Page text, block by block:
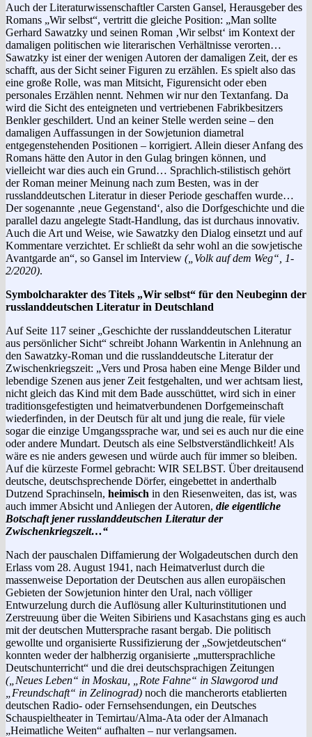
Auch der Literaturwissenschaftler Carsten Gansel, Herausgeber des
Romans „Wir selbst“, vertritt die gleiche Position: „Man sollte
Gerhard Sawatzky und seinen Roman ‚Wir selbst‘ im Kontext der
damaligen politischen wie literarischen Verhältnisse verorten…
Sawatzky ist einer der wenigen Autoren der damaligen Zeit, der es
schafft, aus der Sicht seiner Figuren zu erzählen. Es spielt also das
eine große Rolle, was man Mitsicht, Figurensicht oder eben
personales Erzählen nennt. Nehmen wir nur den Textanfang. Da
wird die Sicht des enteigneten und vertriebenen Fabrikbesitzers
Benkler geschildert. Und an keiner Stelle werden seine – den
damaligen Auffassungen in der Sowjetunion diametral
entgegenstehenden Positionen – korrigiert. Allein dieser Anfang des
Romans hätte den Autor in den Gulag bringen können, und
vielleicht war dies auch ein Grund… Sprachlich-stilistisch gehört
der Roman meiner Meinung nach zum Besten, was in der
russlanddeutschen Literatur in dieser Periode geschaffen wurde…
Der sogenannte ‚neue Gegenstand‘, also die Dorfgeschichte und die
parallel dazu angelegte Stadt-Handlung, das ist durchaus innovativ.
Auch die Art und Weise, wie Sawatzky den Dialog einsetzt und auf
Kommentare verzichtet. Er schließt da sehr wohl an die sowjetische
Avantgarde an“, so Gansel im Interview („Volk auf dem Weg“, 1-
2/2020).
Symbolcharakter des Titels „Wir selbst“ für den Neubeginn der
russlanddeutschen Literatur in Deutschland
Auf Seite 117 seiner „Geschichte der russlanddeutschen Literatur
aus persönlicher Sicht“ schreibt Johann Warkentin in Anlehnung an
den Sawatzky-Roman und die russlanddeutsche Literatur der
Zwischenkriegszeit: „Vers und Prosa haben eine Menge Bilder und
lebendige Szenen aus jener Zeit festgehalten, und wer achtsam liest,
nicht gleich das Kind mit dem Bade ausschüttet, wird sich in einer
traditionsgefestigten und heimatverbundenen Dorfgemeinschaft
wiederfinden, in der Deutsch für alt und jung die reale, für viele
sogar die einzige Umgangssprache war, und sei es auch nur die eine
oder andere Mundart. Deutsch als eine Selbstverständlichkeit! Als
wäre es nie anders gewesen und würde auch für immer so bleiben.
Auf die kürzeste Formel gebracht: WIR SELBST. Über dreitausend
deutsche, deutschsprechende Dörfer, eingebettet in anderthalb
Dutzend Sprachinseln, heimisch in den Riesenweiten, das ist, was
auch immer Absicht und Anliegen der Autoren, die eigentliche
Botschaft jener russlanddeutschen Literatur der
Zwischenkriegszeit…“
Nach der pauschalen Diffamierung der Wolgadeutschen durch den
Erlass vom 28. August 1941, nach Heimatverlust durch die
massenweise Deportation der Deutschen aus allen europäischen
Gebieten der Sow­jetunion hinter den Ural, nach völliger
Entwurzelung durch die Auflösung aller Kulturinstitutionen und
Zerstreuung über die Weiten Sibiriens und Kasachstans ging es auch
mit der deutschen Muttersprache rasant bergab. Die politisch
gewollte und organisierte Russifizierung der „Sowjetdeutschen“
konnten weder der halbherzig organisierte „muttersprachliche
Deutschunterricht“ und die drei deutschsprachigen Zeitungen
(„Neues Leben“ in Moskau, „Rote Fahne“ in Slawgorod und
„Freundschaft“ in Zelinograd) noch die mancherorts etablierten
deutschen Radio- oder Fernsehsendungen, ein Deutsches
Schauspieltheater in Temirtau/Alma-Ata oder der Almanach
„Heimatliche Weiten“ aufhalten – nur verlangsamen.